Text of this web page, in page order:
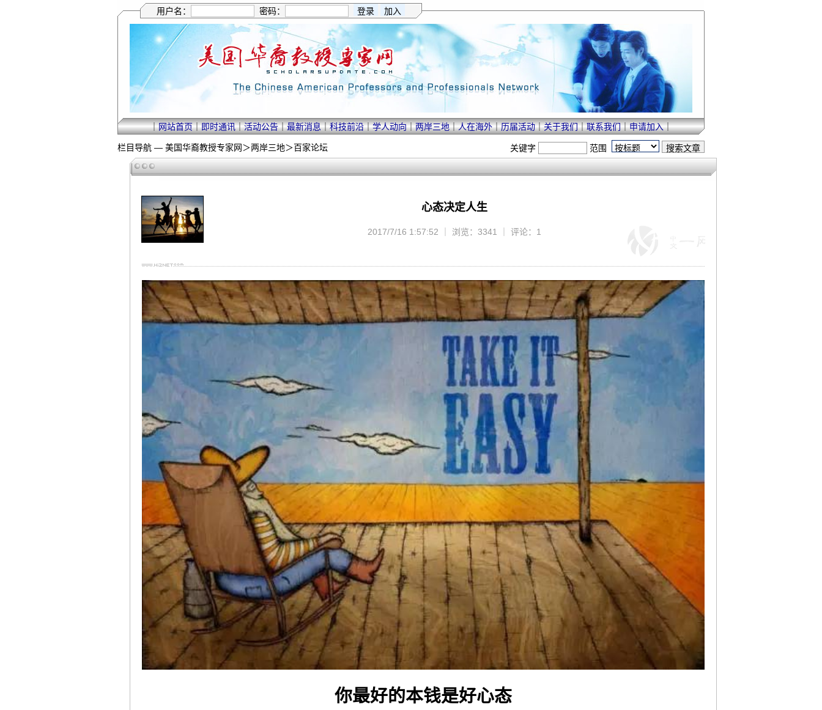
用户名： 密码：
｜网站首页｜即时通讯｜活动公告｜最新消息｜科技前沿｜学人动向｜两岸三地｜人在海外｜历届活动｜关于我们｜联系我们｜申请加入｜
栏目导航 — 美国华裔教授专家网＞两岸三地＞百家论坛 关键字 范围
心态决定人生
2017/7/16 1:57:52 ｜ 浏览：3341 ｜ 评论：1
你最好的本钱是好心态